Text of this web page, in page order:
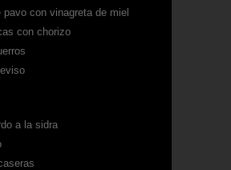
pavo con vinagreta de miel
con chorizo
a la sidra